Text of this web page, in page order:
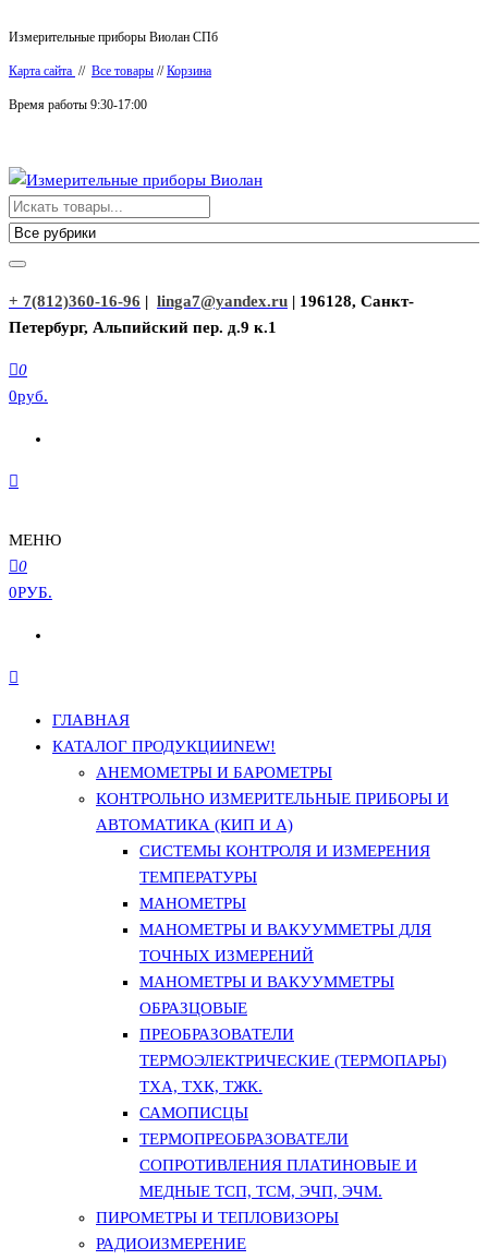
к
содержимому
Измерительные приборы Виолан СПб
Карта сайта // Все товары //Корзина
Время работы 9:30-17:00
Измерительные приборы Виолан
+ 7(812)360-16-96 | linga7@yandex.ru | 196128, Санкт-
Петербург, Альпийский пер. д.9 к.1
0
0руб.
МЕНЮ
0
0РУБ.
ГЛАВНАЯ
КАТАЛОГ ПРОДУКЦИИNEW!
АНЕМОМЕТРЫ И БАРОМЕТРЫ
КОНТРОЛЬНО ИЗМЕРИТЕЛЬНЫЕ ПРИБОРЫ И
АВТОМАТИКА (КИП И А)
СИСТЕМЫ КОНТРОЛЯ И ИЗМЕРЕНИЯ
ТЕМПЕРАТУРЫ
МАНОМЕТРЫ
МАНОМЕТРЫ И ВАКУУММЕТРЫ ДЛЯ
ТОЧНЫХ ИЗМЕРЕНИЙ
МАНОМЕТРЫ И ВАКУУММЕТРЫ
ОБРАЗЦОВЫЕ
ПРЕОБРАЗОВАТЕЛИ
ТЕРМОЭЛЕКТРИЧЕСКИЕ (ТЕРМОПАРЫ)
ТХА, ТХК, ТЖК.
САМОПИСЦЫ
ТЕРМОПРЕОБРАЗОВАТЕЛИ
СОПРОТИВЛЕНИЯ ПЛАТИНОВЫЕ И
МЕДНЫЕ ТСП, ТСМ, ЭЧП, ЭЧМ.
ПИРОМЕТРЫ И ТЕПЛОВИЗОРЫ
РАДИОИЗМЕРЕНИЕ